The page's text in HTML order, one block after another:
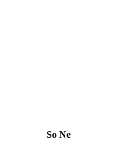
So Ne